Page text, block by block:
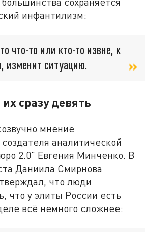
инфантилизм:
что-то или кто-то извне, к
изменит ситуацию.
сразу девять
мнение
аналитической
2.0" Евгения Минченко. В
Даниила Смирнова
что люди
что у элиты России есть
всё немного сложнее: